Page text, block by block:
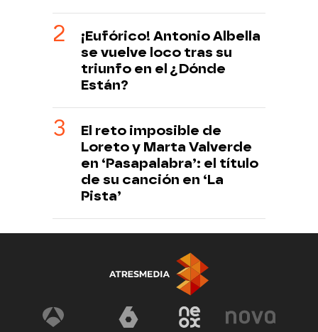
¡Eufórico! Antonio Albella
se vuelve loco tras su
triunfo en el ¿Dónde
Están?
El reto imposible de
Loreto y Marta Valverde
en ‘Pasapalabra’: el título
de su canción en ‘La
Pista’